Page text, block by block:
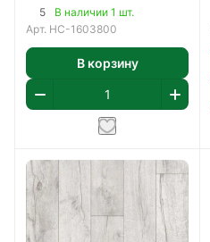
5
В наличии 1 шт.
Арт. НС-1603800
В корзину